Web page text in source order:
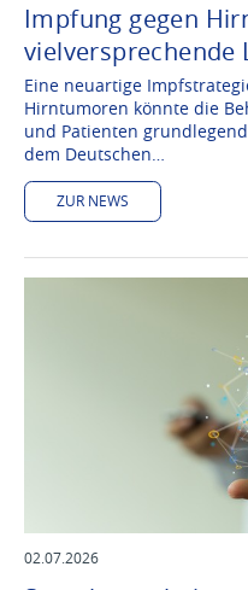
Impfung gegen
vielversprechende
Eine neuartige
Hirntumoren könnte die
und Patienten
dem Deutschen…
ZUR NEWS
02.07.2026